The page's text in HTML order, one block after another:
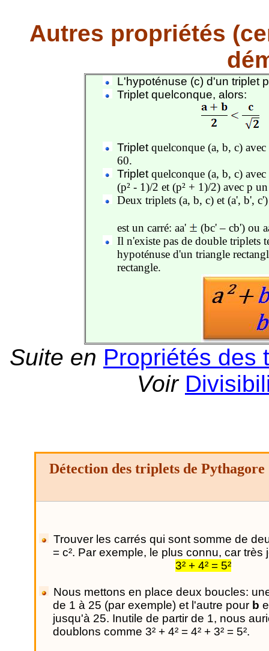
Autres propriétés
L'hypoténuse (c) d'un triplet
Triplet quelconque, alors:
Tripletquelconque (a, b, c) avec
60.
Tripletquelconque (a, b, c) avec
(p² - 1)/2 et (p² + 1)/2) avec p
Deux triplets (a, b, c) et (a', b',
est un carré: aa'
(bc' – cb') ou
Il n'existe pas de double triplets
hypoténuse d'un triangle
rectangle.
Suite en Propriétés des
Voir
Détection des triplets de Pythagore
Trouver les carrés qui sont somme de
= c². Par exemple, le plus connu, car très
3² + 4² = 5²
Nous mettons en place deux boucles:
de 1 à 25 (par exemple) et l'autre pour b
jusqu'à 25. Inutile de partir de 1, nous
doublons comme 3² + 4² = 4² + 3² = 5².